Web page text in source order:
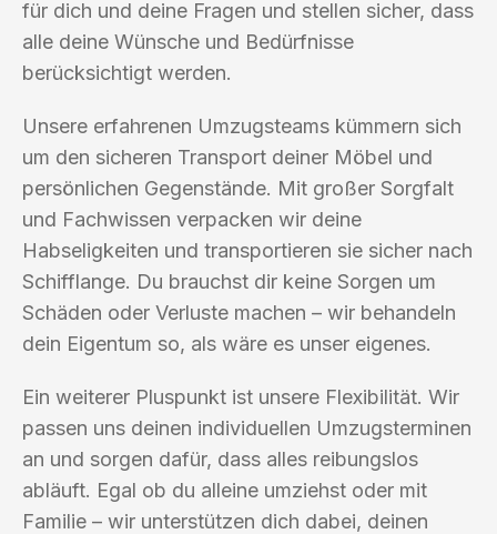
für dich und deine Fragen und stellen sicher, dass
alle deine Wünsche und Bedürfnisse
berücksichtigt werden.
Unsere erfahrenen Umzugsteams kümmern sich
um den sicheren Transport deiner Möbel und
persönlichen Gegenstände. Mit großer Sorgfalt
und Fachwissen verpacken wir deine
Habseligkeiten und transportieren sie sicher nach
Schifflange. Du brauchst dir keine Sorgen um
Schäden oder Verluste machen – wir behandeln
dein Eigentum so, als wäre es unser eigenes.
Ein weiterer Pluspunkt ist unsere Flexibilität. Wir
passen uns deinen individuellen Umzugsterminen
an und sorgen dafür, dass alles reibungslos
abläuft. Egal ob du alleine umziehst oder mit
Familie – wir unterstützen dich dabei, deinen